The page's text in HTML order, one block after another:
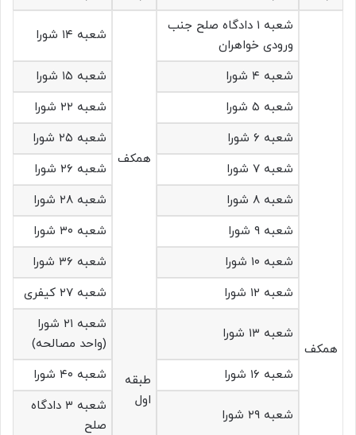
همکف
شعبه ۱ دادگاه صلح جنب
ورودی خواهران
همکف
شعبه ۱۴ شورا
شعبه ۴ شورا
شعبه ۱۵ شورا
شعبه ۵ شورا
شعبه ۲۲ شورا
شعبه ۶ شورا
شعبه ۲۵ شورا
شعبه ۷ شورا
شعبه ۲۶ شورا
شعبه ۸ شورا
شعبه ۲۸ شورا
شعبه ۹ شورا
شعبه ۳۰ شورا
شعبه ۱۰ شورا
شعبه ۳۶ شورا
شعبه ۱۲ شورا
شعبه ۲۷ کیفری
شعبه ۱۳ شورا
طبقه
اول
شعبه ۲۱ شورا
(واحد مصالحه)
شعبه ۱۶ شورا
شعبه ۴۰ شورا
شعبه ۲۹ شورا
شعبه ۳ دادگاه
صلح